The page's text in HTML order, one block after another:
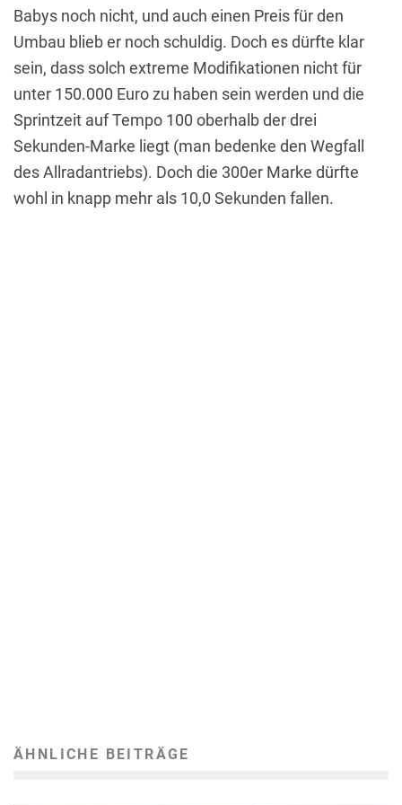
Babys noch nicht, und auch einen Preis für den
Umbau blieb er noch schuldig. Doch es dürfte klar
sein, dass solch extreme Modifikationen nicht für
unter 150.000 Euro zu haben sein werden und die
Sprintzeit auf Tempo 100 oberhalb der drei
Sekunden-Marke liegt (man bedenke den Wegfall
des Allradantriebs). Doch die 300er Marke dürfte
wohl in knapp mehr als 10,0 Sekunden fallen.
ÄHNLICHE BEITRÄGE